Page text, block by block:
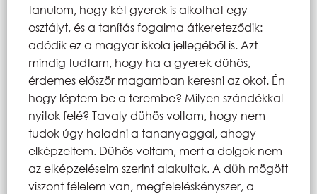
tanulom, hogy két gyerek is alkothat egy
osztályt, és a tanítás fogalma átkereteződik:
adódik ez a magyar iskola jellegéből is. Azt
mindig tudtam, hogy ha a gyerek dühös,
érdemes először magamban keresni az okot. Én
hogy léptem be a terembe? Milyen szándékkal
nyitok felé? Tavaly dühös voltam, hogy nem
tudok úgy haladni a tananyaggal, ahogy
elképzeltem. Dühös voltam, mert a dolgok nem
az elképzeléseim szerint alakultak. A düh mögött
viszont félelem van, megfeleléskényszer, a